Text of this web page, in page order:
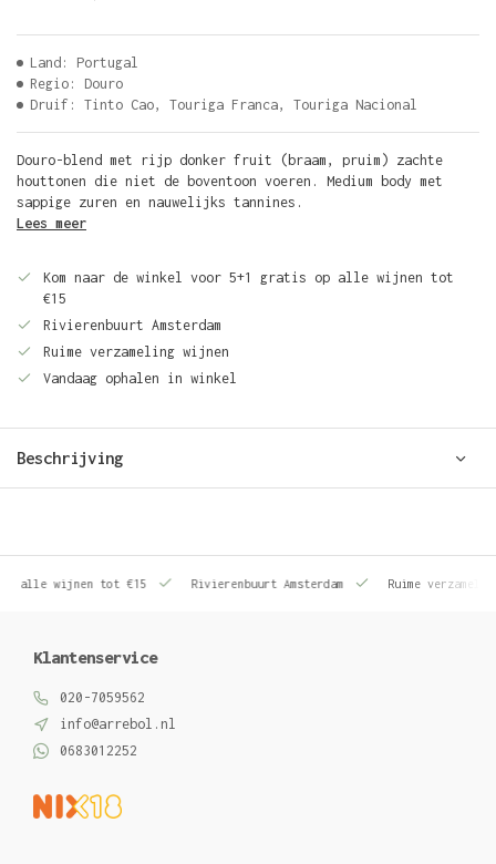
Land: Portugal
Regio: Douro
Druif: Tinto Cao, Touriga Franca, Touriga Nacional
Douro-blend met rijp donker fruit (braam, pruim) zachte
houttonen die niet de boventoon voeren. Medium body met
sappige zuren en nauwelijks tannines.
Lees meer
Kom naar de winkel voor 5+1 gratis op alle wijnen tot
€15
Rivierenbuurt Amsterdam
Ruime verzameling wijnen
Vandaag ophalen in winkel
Beschrijving
wijnen tot €15 Rivierenbuurt Amsterdam Ruime verzameling
Klantenservice
020-7059562
info@arrebol.nl
0683012252